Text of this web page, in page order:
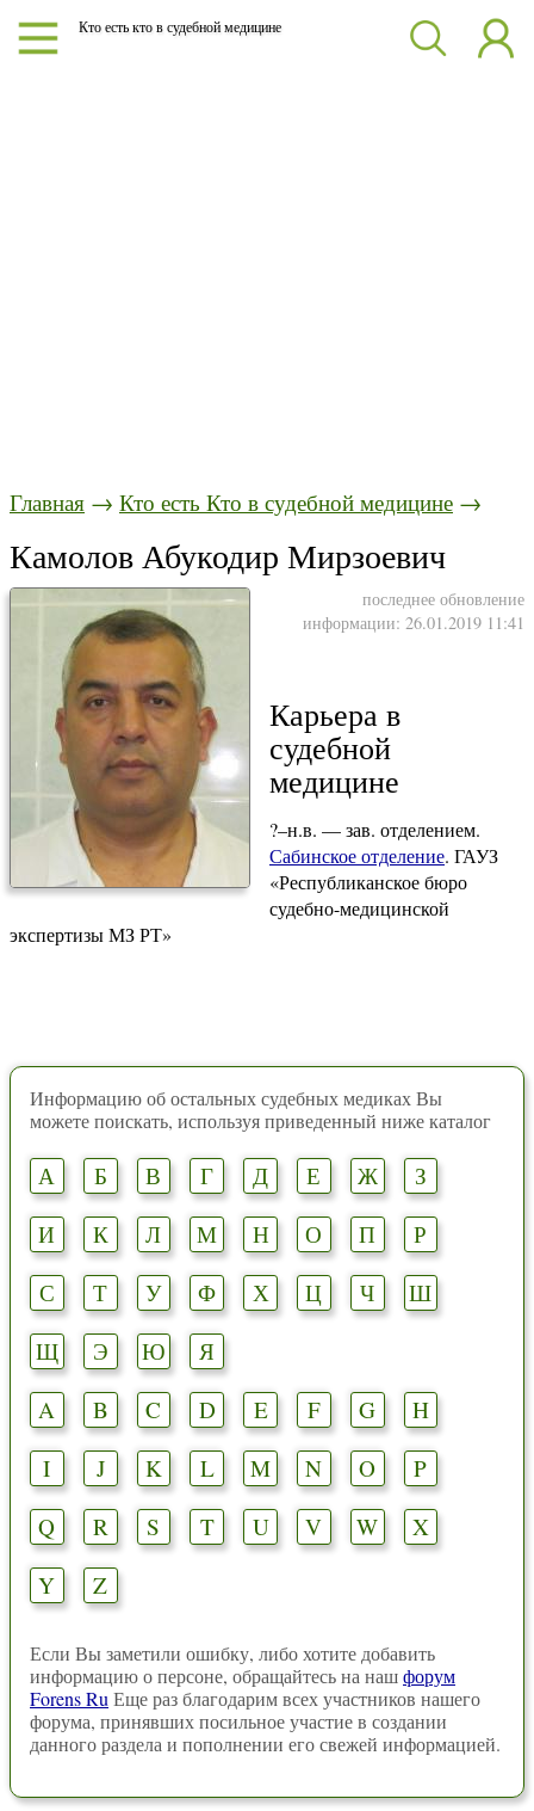
Кто есть кто в судебной медицине
Главная → Кто есть Кто в судебной медицине →
Камолов Абукодир Мирзоевич
последнее обновление
информации: 26.01.2019 11:41
Карьера в
судебной
медицине
?–н.в. — зав. отделением.
Сабинское отделение. ГАУЗ
«Республиканское бюро
судебно-медицинской
экспертизы МЗ РТ»
Информацию об остальных судебных медиках Вы
можете поискать, используя приведенный ниже каталог
А Б В Г Д Е Ж
З
И
К Л М Н О П
Р
С
Т У Ф Х Ц Ч
Ш
Щ
Э Ю
Я
A
B C D E F G
H
I
J K L M N O
P
Q
R S T U V W
X
Y
Z
Если Вы заметили ошибку, либо хотите добавить
информацию о персоне, обращайтесь на нашфорум
Forens Ru Еще раз благодарим всех участников нашего
форума, принявших посильное участие в создании
данного раздела и пополнении его свежей информацией.